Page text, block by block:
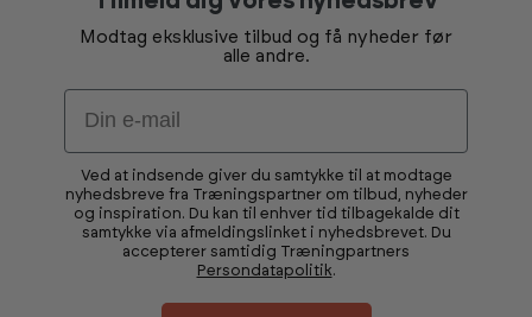
Modtag eksklusive tilbud og få nyheder før
alle andre.
Email
Ved at indsende giver du samtykke til at modtage
nyhedsbreve fra Træningspartner om tilbud, nyheder
og inspiration. Du kan til enhver tid tilbagekalde dit
samtykke via afmeldingslinket i nyhedsbrevet. Du
accepterer samtidig Træningpartners
Persondatapolitik.